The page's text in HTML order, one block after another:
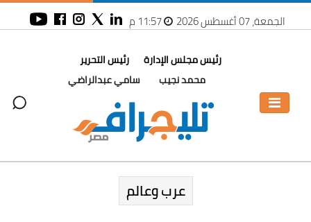
الجمعة، 07 أغسطس 2026 11:57 م
رئيس مجلس الإدارة
محمد نجيب
رئيس التحرير
سامي عبدالراضي
عرب وعالم